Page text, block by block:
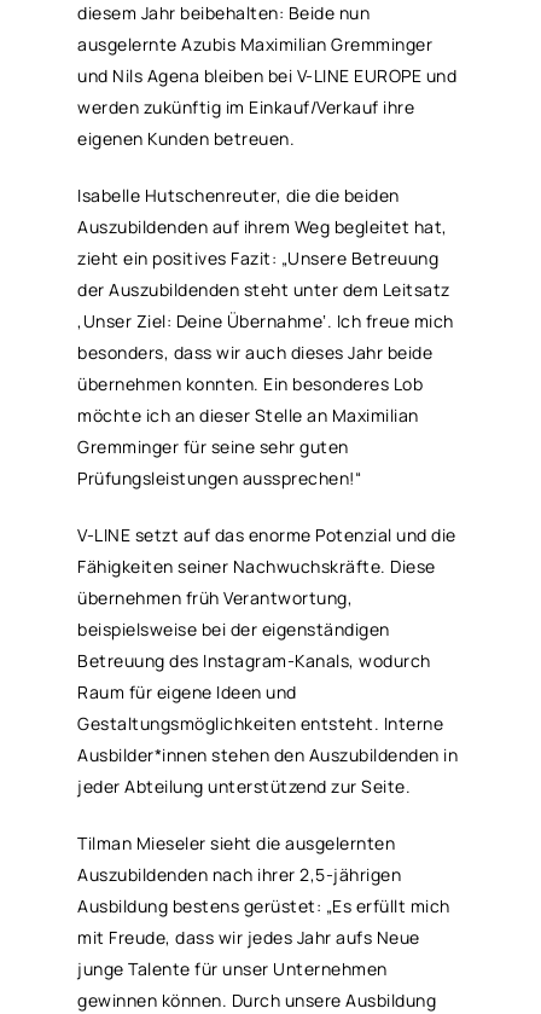
diesem Jahr beibehalten: Beide nun
ausgelernte Azubis Maximilian Gremminger
und Nils Agena bleiben bei V-LINE EUROPE und
werden zukünftig im Einkauf/Verkauf ihre
eigenen Kunden betreuen.
Isabelle Hutschenreuter, die die beiden
Auszubildenden auf ihrem Weg begleitet hat,
zieht ein positives Fazit: „Unsere Betreuung
der Auszubildenden steht unter dem Leitsatz
‚Unser Ziel: Deine Übernahme‘. Ich freue mich
besonders, dass wir auch dieses Jahr beide
übernehmen konnten. Ein besonderes Lob
möchte ich an dieser Stelle an Maximilian
Gremminger für seine sehr guten
Prüfungsleistungen aussprechen!“
V-LINE setzt auf das enorme Potenzial und die
Fähigkeiten seiner Nachwuchskräfte. Diese
übernehmen früh Verantwortung,
beispielsweise bei der eigenständigen
Betreuung des Instagram-Kanals, wodurch
Raum für eigene Ideen und
Gestaltungsmöglichkeiten entsteht. Interne
Ausbilder*innen stehen den Auszubildenden in
jeder Abteilung unterstützend zur Seite.
Tilman Mieseler sieht die ausgelernten
Auszubildenden nach ihrer 2,5-jährigen
Ausbildung bestens gerüstet: „Es erfüllt mich
mit Freude, dass wir jedes Jahr aufs Neue
junge Talente für unser Unternehmen
gewinnen können. Durch unsere Ausbildung